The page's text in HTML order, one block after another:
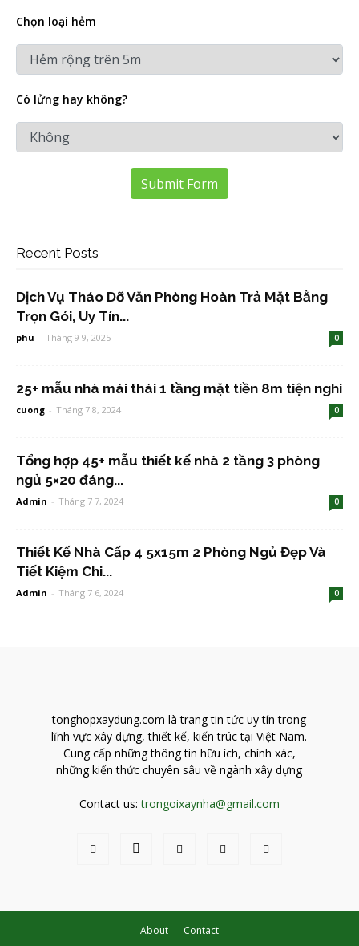
Chọn loại hẻm
Có lửng hay không?
Submit Form
Recent Posts
Dịch Vụ Tháo Dỡ Văn Phòng Hoàn Trả Mặt Bằng
Trọn Gói, Uy Tín...
phu - Tháng 9 9, 2025 0
25+ mẫu nhà mái thái 1 tầng mặt tiền 8m tiện nghi
cuong - Tháng 7 8, 2024 0
Tổng hợp 45+ mẫu thiết kế nhà 2 tầng 3 phòng
ngủ 5×20 đáng...
Admin - Tháng 7 7, 2024 0
Thiết Kế Nhà Cấp 4 5x15m 2 Phòng Ngủ Đẹp Và
Tiết Kiệm Chi...
Admin - Tháng 7 6, 2024 0
tonghopxaydung.com là trang tin tức uy tín trong
lĩnh vực xây dựng, thiết kế, kiến trúc tại Việt Nam.
Cung cấp những thông tin hữu ích, chính xác,
những kiến thức chuyên sâu về ngành xây dựng
Contact us:trongoixaynha@gmail.com
About Contact